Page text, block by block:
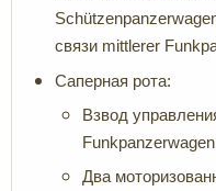
связи mittlerer
Саперная рота:
Взвод
Два